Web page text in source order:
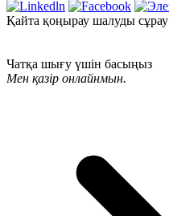
Қайта қоңырау шалуды сұрау
Чатқа шығу үшін басыңыз
Мен қазір онлайнмын.